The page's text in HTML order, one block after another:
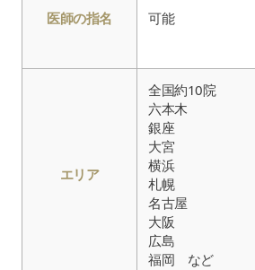
医師の指名 可能
エリア
全国約10院
六本木
銀座
大宮
横浜
札幌
名古屋
大阪
広島
福岡 など